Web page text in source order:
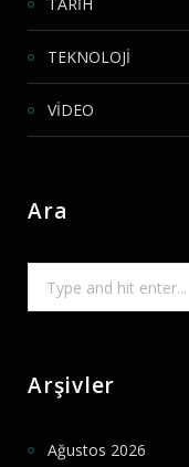
TARİH
TEKNOLOJİ
VİDEO
Ara
Arşivler
Ağustos 2026